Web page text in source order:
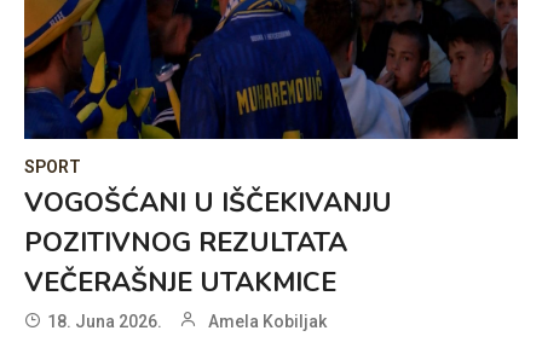
SPORT
VOGOŠĆANI U IŠČEKIVANJU
POZITIVNOG REZULTATA
VEČERAŠNJE UTAKMICE
18. Juna 2026. Amela Kobiljak